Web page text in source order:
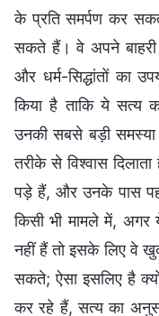
के प्रति समर्पण कर
सकते हैं। वे अपने
और धर्म-सिद्धांतों का
किया है ताकि ये
उनकी सबसे बड़ी
तरीके से विश्वास
पड़े हैं, और उनके पास
किसी भी मामले में, अगर
नहीं हैं तो इसके लिए वे
सकते; ऐसा इसलिए है
कर रहे हैं, सत्य का